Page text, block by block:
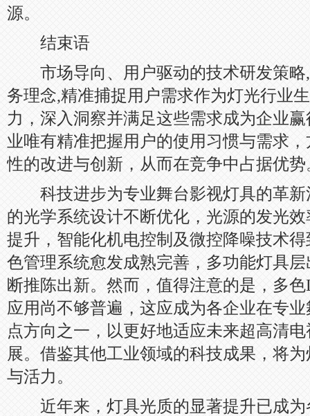
源。
结束语
市场导向、用户驱动的技术研发策略,
务理念,精准捕捉用户需求作为灯光行业
力，深入洞察并满足这些需求成为企业
业唯有精准把握用户的使用习惯与需求
性的改进与创新，从而在竞争中占据优势
科技进步为专业舞台影视灯具的革新
的光学系统设计不断优化，光源的发光
提升，智能化机电控制及微控降噪技术
色管理系统愈发成熟完善，多功能灯具
断推陈出新。然而，值得注意的是，多
应用尚不够普遍，这应成为各企业在专
点方向之一，以更好地适应未来超高清
展。借鉴其他工业领域的科技成果，将
与活力。
近年来，灯具光质的显著提升已成为